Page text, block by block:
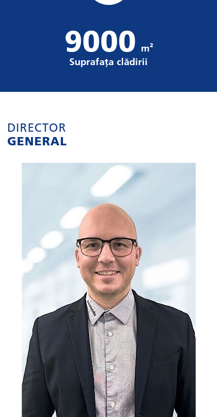
9000 m²
Suprafața clădirii
DIRECTOR
GENERAL